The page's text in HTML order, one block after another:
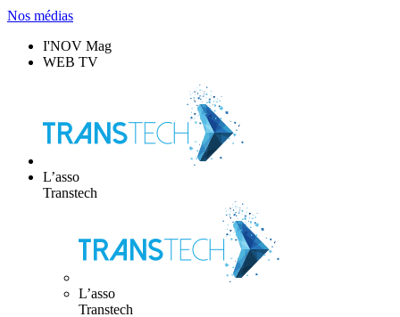
Nos médias
I'NOV Mag
WEB TV
L’asso
Transtech
L’asso
Transtech